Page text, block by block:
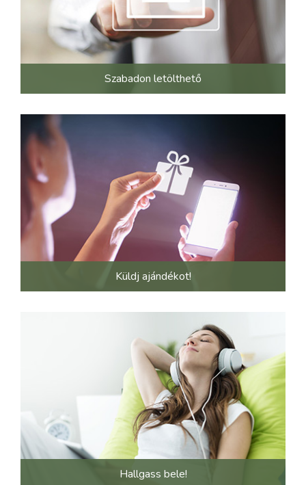
Szabadon letölthető
Küldj ajándékot!
Hallgass bele!